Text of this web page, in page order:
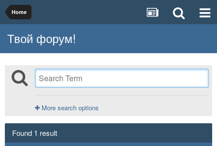
Home
Твой форум!
More search options
Found 1 result